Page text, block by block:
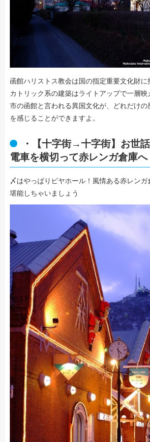
函館ハリストス教会は国の指定重要文化財に
カトリック系の建築はライトアップで一層
市の函館と言われる異国文化が、どれだけ
を感じることができますよ。
・【十字街→十字街】お世
電車を横切って赤レンガ倉庫へ
〆はやっぱりビヤホール！風情ある赤レンガ
堪能しちゃいましょう